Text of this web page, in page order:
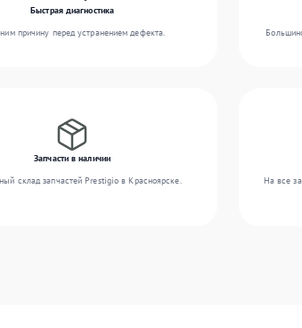
Быстрая диагностика
причину перед устранением дефекта.
Запчасти в наличии
склад запчастей Prestigio в Красноярске.
На все